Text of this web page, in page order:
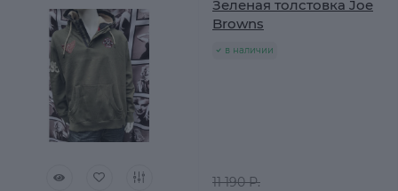
Зеленая толстовка Joe
Browns
в наличии
11 190 Р.